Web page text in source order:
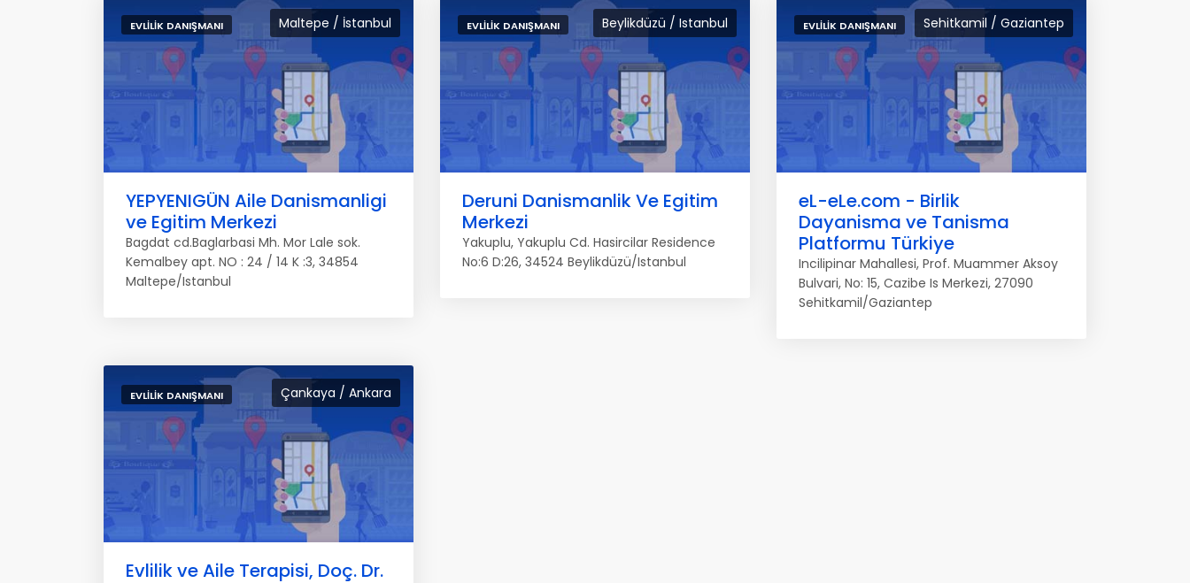
Maltepe / İstanbul
EVLILIK DANIŞMANI
YEPYENIGÜN Aile Danismanligi
ve Egitim Merkezi
Bagdat cd.Baglarbasi Mh. Mor Lale sok.
Kemalbey apt. NO : 24 / 14 K :3, 34854
Maltepe/Istanbul
Beylikdüzü / Istanbul
EVLILIK DANIŞMANI
Deruni Danismanlik Ve Egitim
Merkezi
Yakuplu, Yakuplu Cd. Hasircilar Residence
No:6 D:26, 34524 Beylikdüzü/Istanbul
Sehitkamil / Gaziantep
EVLILIK DANIŞMANI
eL-eLe.com - Birlik
Dayanisma ve Tanisma
Platformu Türkiye
Incilipinar Mahallesi, Prof. Muammer Aksoy
Bulvari, No: 15, Cazibe Is Merkezi, 27090
Sehitkamil/Gaziantep
Çankaya / Ankara
EVLILIK DANIŞMANI
Evlilik ve Aile Terapisi, Doç. Dr.